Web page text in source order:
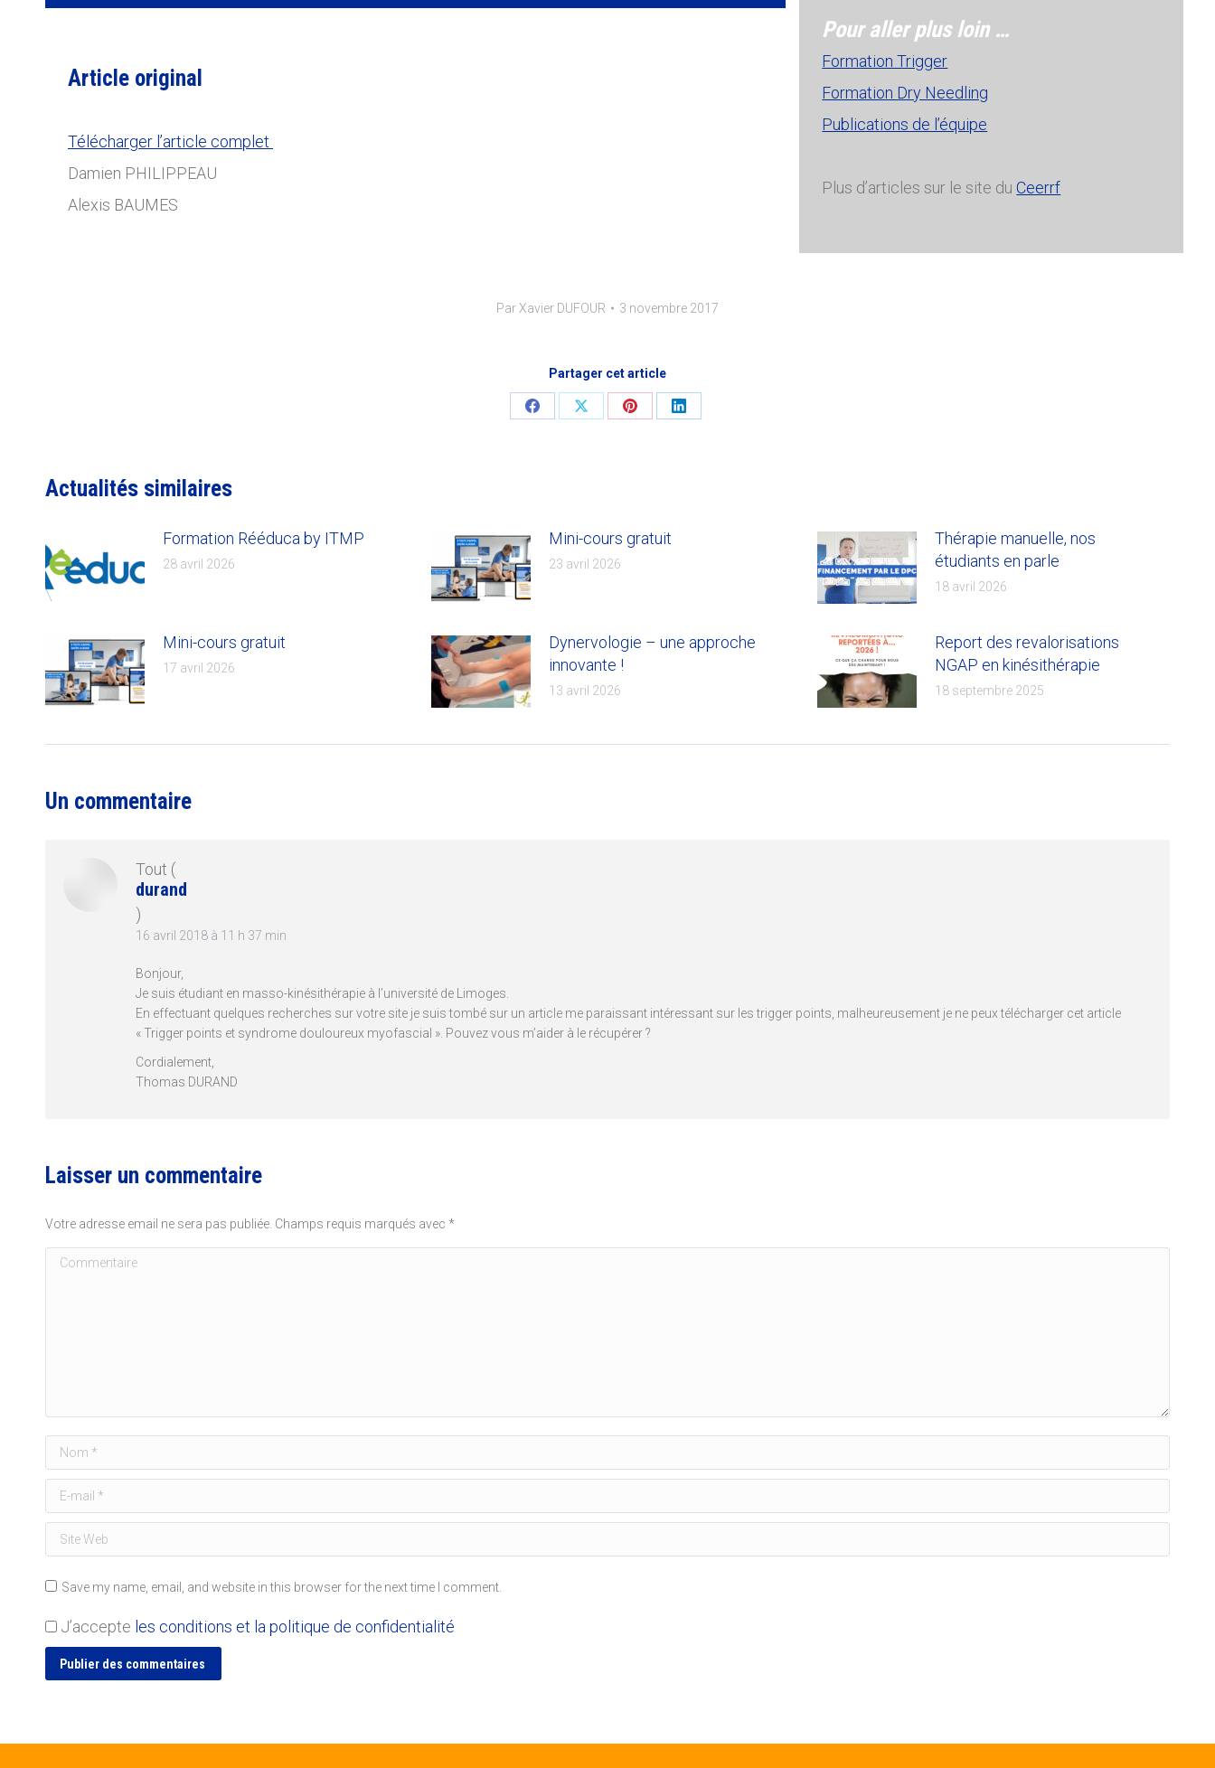
Article original
Télécharger l’article complet
Damien PHILIPPEAU
Alexis BAUMES
Pour aller plus loin …
Formation Trigger
Formation Dry Needling
Publications de l’équipe
Plus d’articles sur le site du Ceerrf
Par Xavier DUFOUR 3 novembre 2017
Partager cet article
Share
Share
Share
Share
Actualités similaires
Formation Rééduca by ITMP
28 avril 2026
Mini-cours gratuit
23 avril 2026
Thérapie manuelle, nos
étudiants en parle
18 avril 2026
Mini-cours gratuit
17 avril 2026
Dynervologie – une approche
innovante !
13 avril 2026
Report des revalorisations
NGAP en kinésithérapie
18 septembre 2025
Un commentaire
Tout (
durand
)
16 avril 2018 à 11 h 37 min
Bonjour,
Je suis étudiant en masso-kinésithérapie à l’université de Limoges.
En effectuant quelques recherches sur votre site je suis tombé sur un article me paraissant intéressant sur les trigger points, malheureusement je ne peux télécharger cet article
« Trigger points et syndrome douloureux myofascial ». Pouvez vous m’aider à le récupérer ?
Cordialement,
Thomas DURAND
Laisser un commentaire
Votre adresse email ne sera pas publiée. Champs requis marqués avec *
Commentaire
Nom *
E-mail *
Site Web
Save my name, email, and website in this browser for the next time I comment.
J’accepte les conditions et la politique de confidentialité
Publier des commentaires